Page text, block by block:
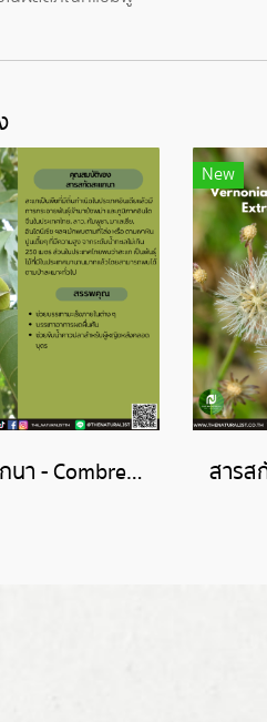
สารสกัดสะแกนา - Combretum Quadrangulare Extract
New